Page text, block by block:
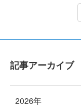
記事アーカイブ
2026年